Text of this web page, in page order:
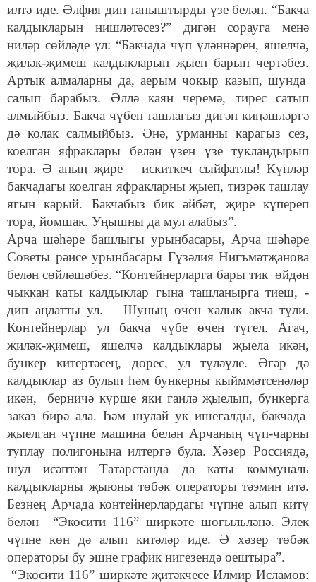
илтә иде. Әлфия дип таныштырды үзе белән. “Бакча
калдыкларын нишләтәсез?” дигән сорауга менә
ниләр сөйләде ул: “Бакчада чүп үләннәрен, яшелчә,
җиләк-җимеш калдыкларын җыеп барып чертәбез.
Артык алмаларны да, аерым чокыр казып, шунда
салып барабыз. Әллә каян черемә, тирес сатып
алмыйбыз. Бакча чүбен ташлагыз дигән киңәшләргә
дә колак салмыйбыз. Әнә, урманны карагыз сез,
коелган яфраклары белән үзен үзе тукландырып
тора. Ә аның җире – искиткеч сыйфатлы! Күпләр
бакчадагы коелган яфракларны җыеп, тизрәк ташлау
ягын карый. Бакчабыз бик әйбәт, җире күпереп
тора, йомшак. Уңышны да мул алабыз”.
Арча шәһәре башлыгы урынбасары, Арча шәһәре
Советы рәисе урынбасары Гүзәлия Нигъмәтҗанова
белән сөйләшәбез. “Контейнерларга бары тик өйдән
чыккан каты калдыклар гына ташланырга тиеш, -
дип аңлатты ул. – Шуның өчен халык акча түли.
Контейнерлар ул бакча чүбе өчен түгел. Агач,
җиләк-җимеш, яшелчә калдыклары җыела икән,
бункер китертәсең, дөрес, ул түләүле. Әгәр дә
калдыклар аз булып һәм бункерны кыйммәтсенәләр
икән, берничә күрше яки гаилә җыелып, бункерга
заказ бирә ала. Һәм шулай ук ишегалды, бакчада
җыелган чүпне машина белән Арчаның чүп-чарны
туплау полигонына илтергә була. Хәзер Россиядә,
шул исәптән Татарстанда да каты коммуналь
калдыкларны җыюны төбәк операторы тәэмин итә.
Безнең Арчада контейнерлардагы чүпне алып китү
белән “Экосити 116” ширкәте шөгыльләнә. Элек
чүпне көн дә алып китәләр иде. Ә хәзер төбәк
операторы бу эшне график нигезендә оештыра”.
“Экосити 116” ширкәте җитәкчесе Илмир Исламов: